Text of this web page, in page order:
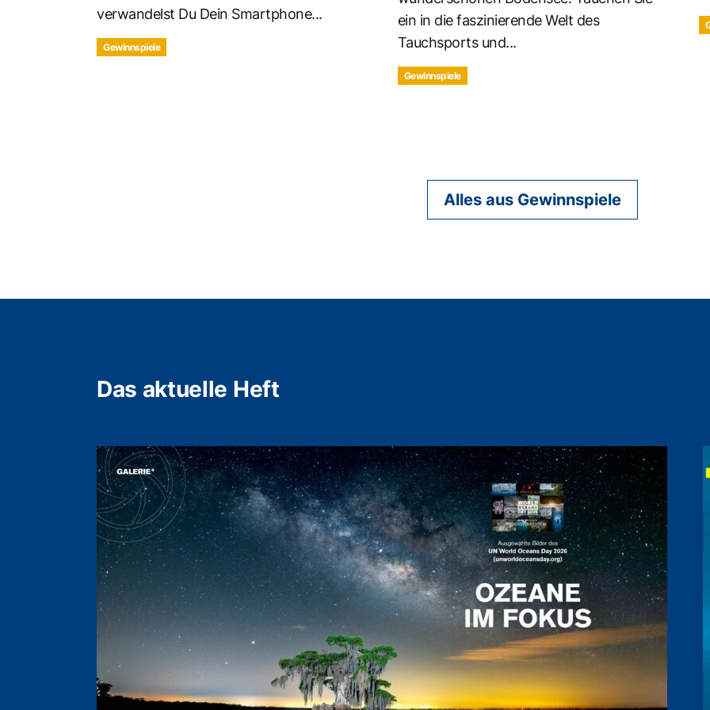
verwandelst Du Dein Smartphone...
Gewinnspiele
ein in die faszinierende Welt des
Tauchsports und...
Gewinnspiele
Alles aus Gewinnspiele
Das aktuelle Heft